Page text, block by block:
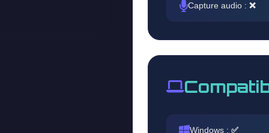
Capture audio : ❌
Windows : ✅